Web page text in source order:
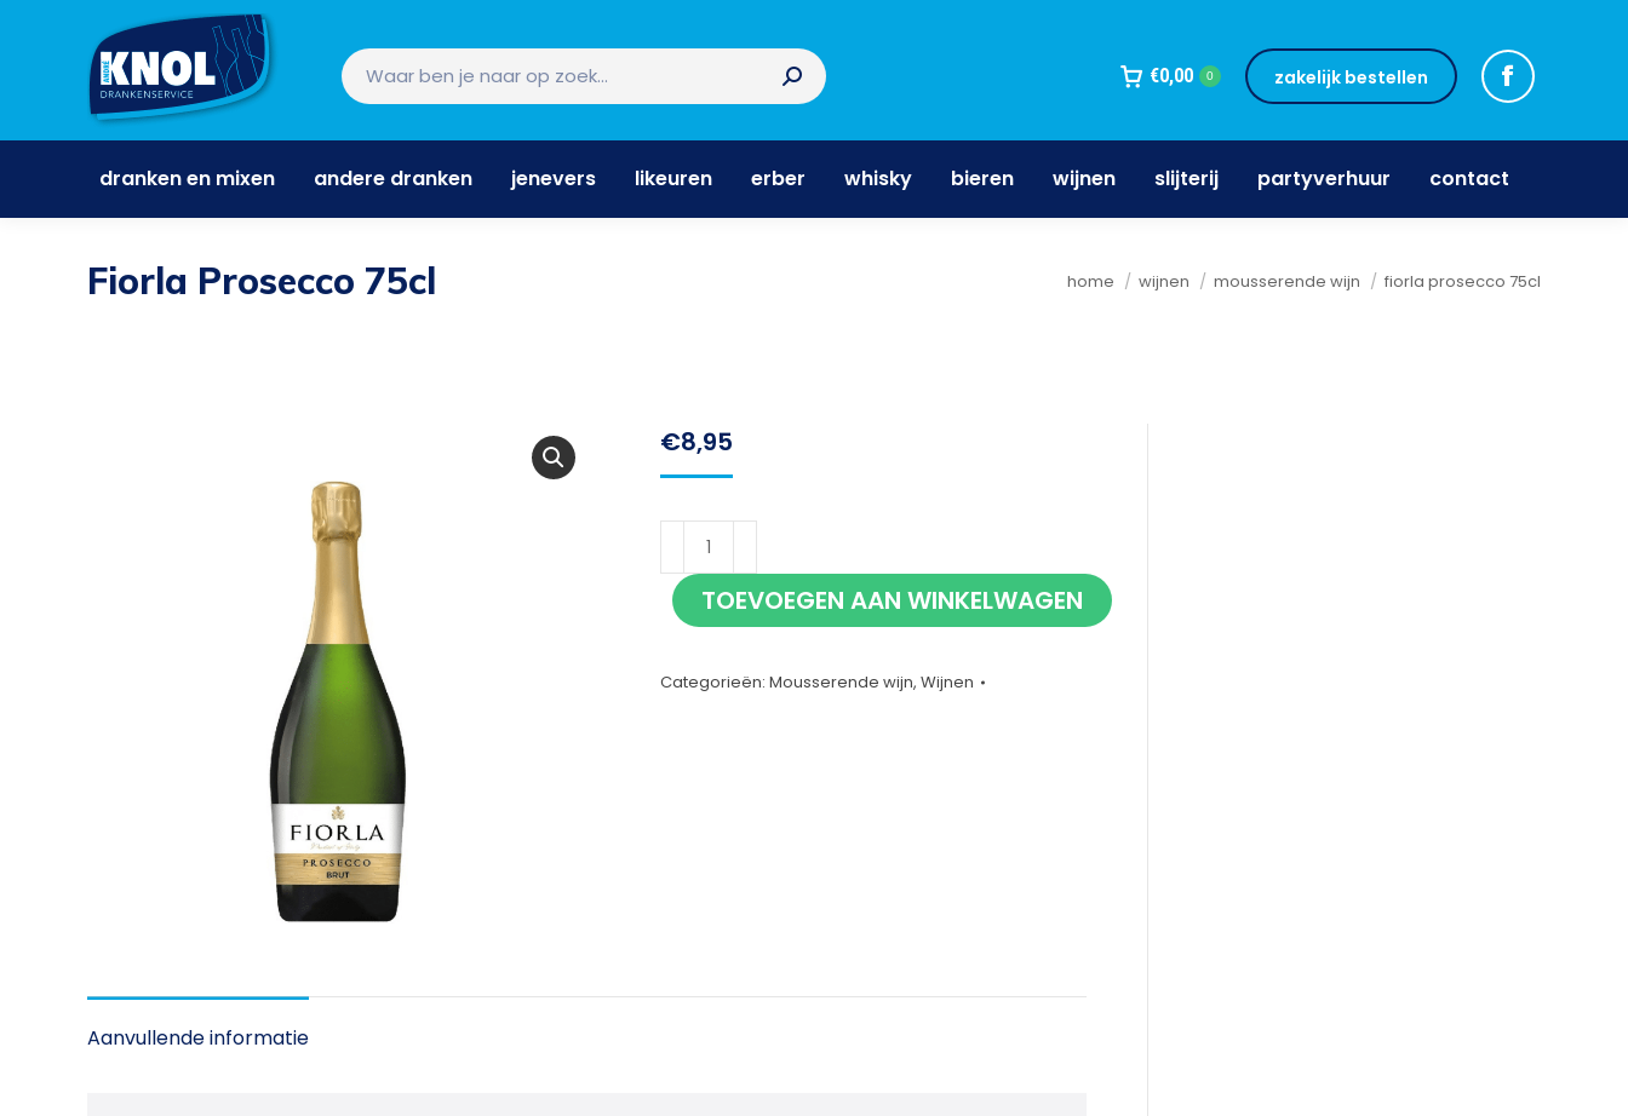
€0,00 0 zakelijk bestellen
dranken en mixen andere dranken jenevers likeuren erber whisky bieren wijnen slijterij partyverhuur contact
Fiorla Prosecco 75cl Je bent hier:
home wijnen mousserende wijn fiorla prosecco 75cl
€8,95
Fiorla
Prosecco
75cl
TOEVOEGEN AAN WINKELWAGEN
Categorieën: Mousserende wijn, Wijnen
Aanvullende informatie
dranken en mixen